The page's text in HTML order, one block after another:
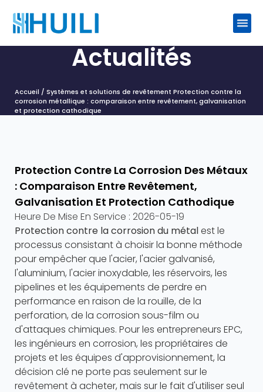
Actualités
Accueil / Systèmes et solutions de revêtement Protection contre la
corrosion métallique : comparaison entre revêtement, galvanisation
et protection cathodique
Protection Contre La Corrosion Des Métaux
: Comparaison Entre Revêtement,
Galvanisation Et Protection Cathodique
Heure De Mise En Service : 2026-05-19
Protection contre la corrosion du métalest le
processus consistant à choisir la bonne méthode
pour empêcher que l'acier, l'acier galvanisé,
l'aluminium, l'acier inoxydable, les réservoirs, les
pipelines et les équipements de perdre en
performance en raison de la rouille, de la
perforation, de la corrosion sous-film ou
d'attaques chimiques. Pour les entrepreneurs EPC,
les ingénieurs en corrosion, les propriétaires de
projets et les équipes d'approvisionnement, la
décision clé ne porte pas seulement sur le
revêtement à acheter, mais sur le fait d'utiliser seul